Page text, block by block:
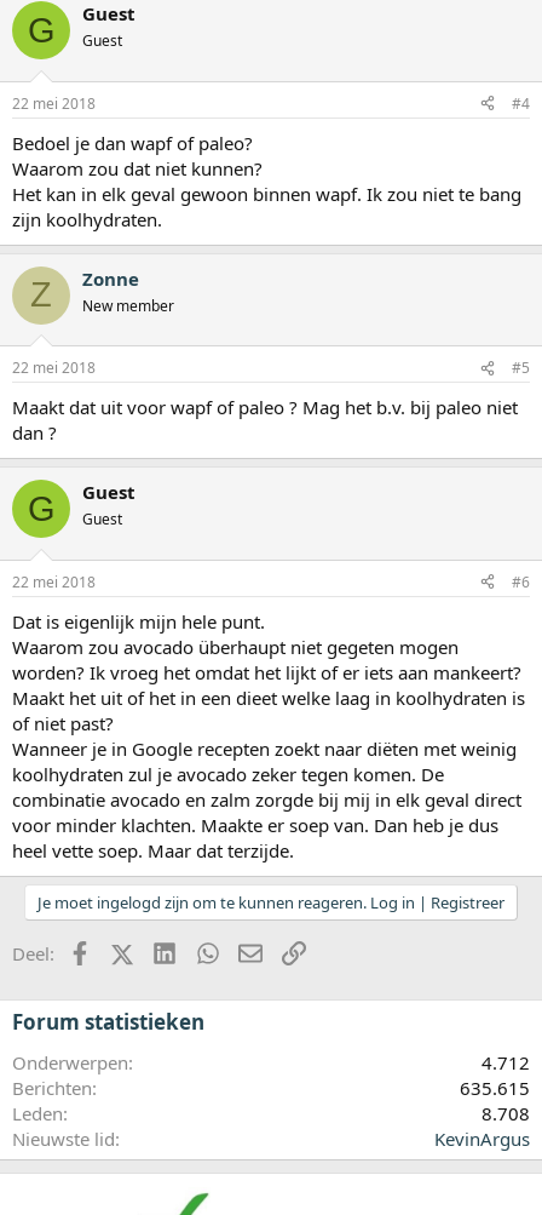
G Guest
Guest
22 mei 2018 #4
Bedoel je dan wapf of paleo?
Waarom zou dat niet kunnen?
Het kan in elk geval gewoon binnen wapf. Ik zou niet te bang
zijn koolhydraten.
Z Zonne
New member
22 mei 2018 #5
Maakt dat uit voor wapf of paleo ? Mag het b.v. bij paleo niet
dan ?
G Guest
Guest
22 mei 2018 #6
Dat is eigenlijk mijn hele punt.
Waarom zou avocado überhaupt niet gegeten mogen
worden? Ik vroeg het omdat het lijkt of er iets aan mankeert?
Maakt het uit of het in een dieet welke laag in koolhydraten is
of niet past?
Wanneer je in Google recepten zoekt naar diëten met weinig
koolhydraten zul je avocado zeker tegen komen. De
combinatie avocado en zalm zorgde bij mij in elk geval direct
voor minder klachten. Maakte er soep van. Dan heb je dus
heel vette soep. Maar dat terzijde.
Je moet ingelogd zijn om te kunnen reageren. Log in | Registreer
Deel: FacebookX (Twitter)LinkedInWhatsApp
E-mailkoppeling
Forum statistieken
Onderwerpen
4.712
Berichten
635.615
Leden
8.708
Nieuwste lid
KevinArgus